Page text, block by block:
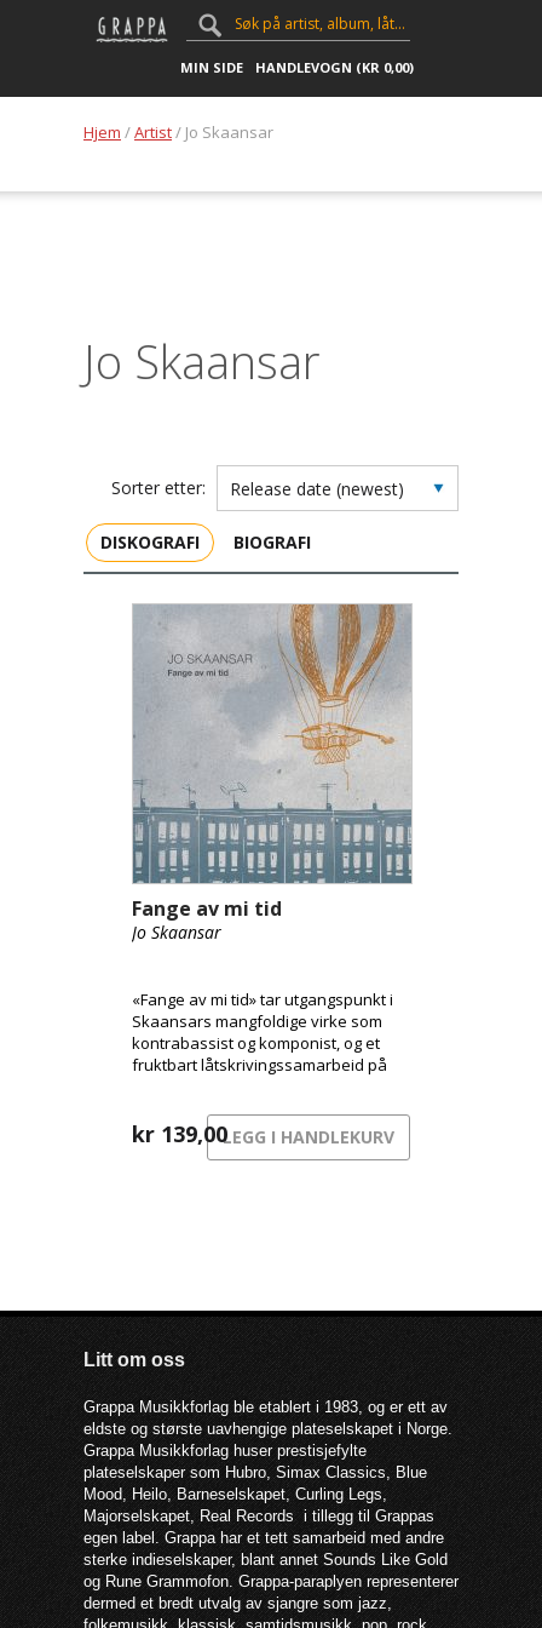
MIN SIDE HANDLEVOGN (KR 0,00)
Hjem /Artist/ Jo Skaansar
Jo Skaansar
Sorter etter:
DISKOGRAFI BIOGRAFI
Fange av mi tid
Jo Skaansar
«Fange av mi tid» tar utgangspunkt i
Skaansars mangfoldige virke som
kontrabassist og komponist, og et
fruktbart låtskrivingssamarbeid på
kr 139,00LEGG I HANDLEKURV
Litt om oss
Grappa Musikkforlag ble etablert i 1983, og er ett av
eldste og største uavhengige plateselskapet i Norge.
Grappa Musikkforlag huser prestisjefylte
plateselskaper som Hubro, Simax Classics, Blue
Mood, Heilo, Barneselskapet, Curling Legs,
Majorselskapet, Real Records i tillegg til Grappas
egen label. Grappa har et tett samarbeid med andre
sterke indieselskaper, blant annet Sounds Like Gold
og Rune Grammofon. Grappa-paraplyen representerer
dermed et bredt utvalg av sjangre som jazz,